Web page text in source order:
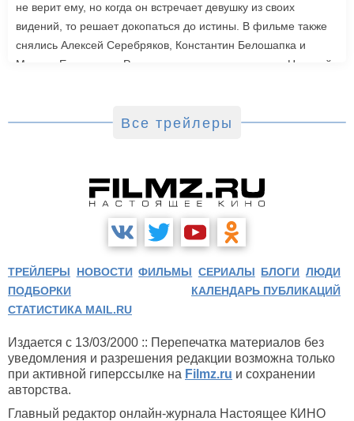
не верит ему, но когда он встречает девушку из своих
видений, то решает докопаться до истины. В фильме также
снялись Алексей Серебряков, Константин Белошапка и
Максим Емельянов. Режиссером картины выступил Николай
Все трейлеры
ТРЕЙЛЕРЫ НОВОСТИ ФИЛЬМЫ СЕРИАЛЫ БЛОГИ ЛЮДИ
ПОДБОРКИ
КАЛЕНДАРЬ ПУБЛИКАЦИЙ
СТАТИСТИКА MAIL.RU
Издается с 13/03/2000 :: Перепечатка материалов без
уведомления и разрешения редакции возможна только
при активной гиперссылке на Filmz.ru и сохранении
авторства.
Главный редактор онлайн-журнала Настоящее КИНО